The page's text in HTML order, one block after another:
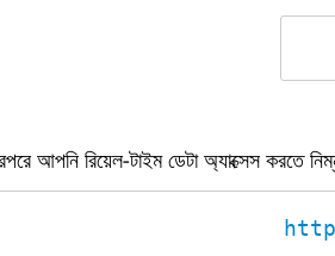
আপনি রিয়েল-টাইম ডেটা অ্যাক্সেস করতে